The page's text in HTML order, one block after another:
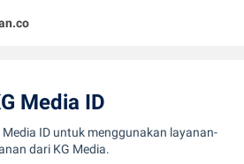
Media ID
ID untuk menggunakan layanan-
dari KG Media.